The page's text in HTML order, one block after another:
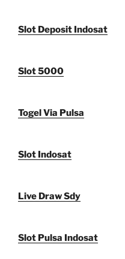
Slot Deposit Indosat
Slot 5000
Togel Via Pulsa
Slot Indosat
Live Draw Sdy
Slot Pulsa Indosat